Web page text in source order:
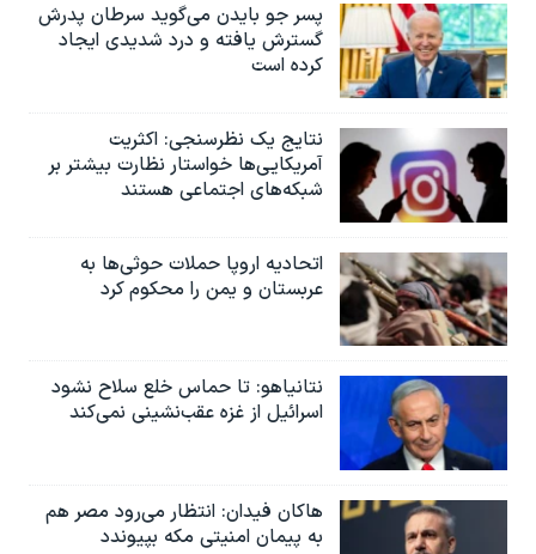
پسر جو بایدن می‌گوید سرطان پدرش
گسترش یافته و درد شدیدی ایجاد
کرده است
نتایج یک نظرسنجی: اکثریت
آمریکایی‌ها خواستار نظارت بیشتر بر
شبکه‌های اجتماعی هستند
اتحادیه اروپا حملات حوثی‌ها به
عربستان و یمن را محکوم کرد
نتانیاهو: تا حماس خلع سلاح نشود
اسرائیل از غزه عقب‌نشینی نمی‌کند
هاکان فیدان: انتظار می‌رود مصر هم
به پیمان امنیتی مکه بپیوندد